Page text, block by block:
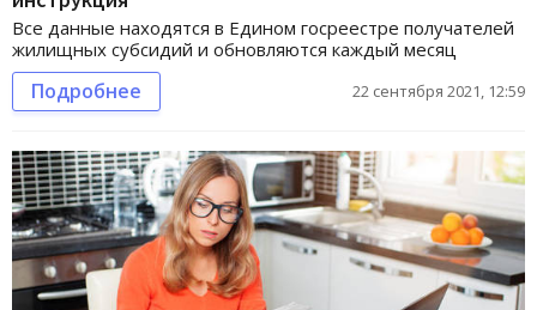
Все данные находятся в Едином госреестре получателей
жилищных субсидий и обновляются каждый месяц
Подробнее 22 сентября 2021, 12:59